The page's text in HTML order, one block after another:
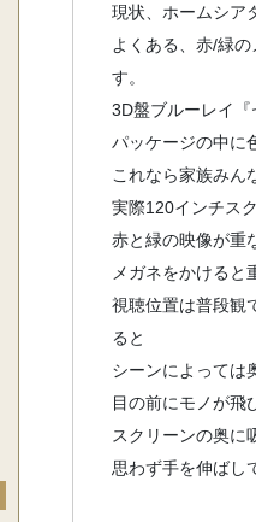
現状、ホームシア
よくある、赤/緑
す。
3D盤ブルーレイ『
パッケージの中に
これなら家族みん
実際120インチス
赤と緑の映像が重
メガネをかけると
視聴位置は普段観
ると
シーンによっては
目の前にモノが飛
スクリーンの奥に
思わず手を伸ばし